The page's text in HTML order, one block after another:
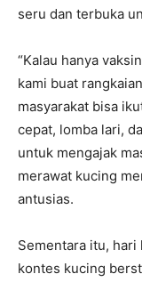
seru dan terbuka
“Kalau hanya
kami buat
masyarakat bisa
cepat, lomba lari,
untuk mengajak
merawat kucing
antusias.
Sementara itu, hari
kontes kucing